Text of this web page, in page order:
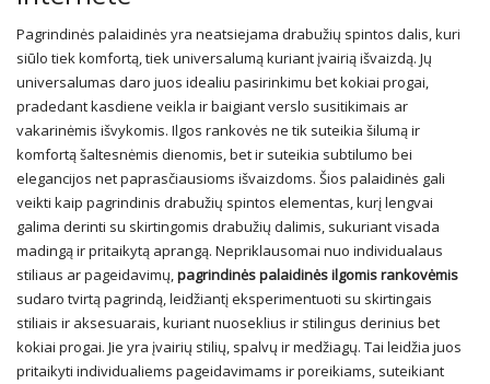
Pagrindinės palaidinės yra neatsiejama drabužių spintos dalis, kuri
siūlo tiek komfortą, tiek universalumą kuriant įvairią išvaizdą. Jų
universalumas daro juos idealiu pasirinkimu bet kokiai progai,
pradedant kasdiene veikla ir baigiant verslo susitikimais ar
vakarinėmis išvykomis. Ilgos rankovės ne tik suteikia šilumą ir
komfortą šaltesnėmis dienomis, bet ir suteikia subtilumo bei
elegancijos net paprasčiausioms išvaizdoms. Šios palaidinės gali
veikti kaip pagrindinis drabužių spintos elementas, kurį lengvai
galima derinti su skirtingomis drabužių dalimis, sukuriant visada
madingą ir pritaikytą aprangą. Nepriklausomai nuo individualaus
stiliaus ar pageidavimų,pagrindinės palaidinės ilgomis rankovėmis
sudaro tvirtą pagrindą, leidžiantį eksperimentuoti su skirtingais
stiliais ir aksesuarais, kuriant nuoseklius ir stilingus derinius bet
kokiai progai. Jie yra įvairių stilių, spalvų ir medžiagų. Tai leidžia juos
pritaikyti individualiems pageidavimams ir poreikiams, suteikiant